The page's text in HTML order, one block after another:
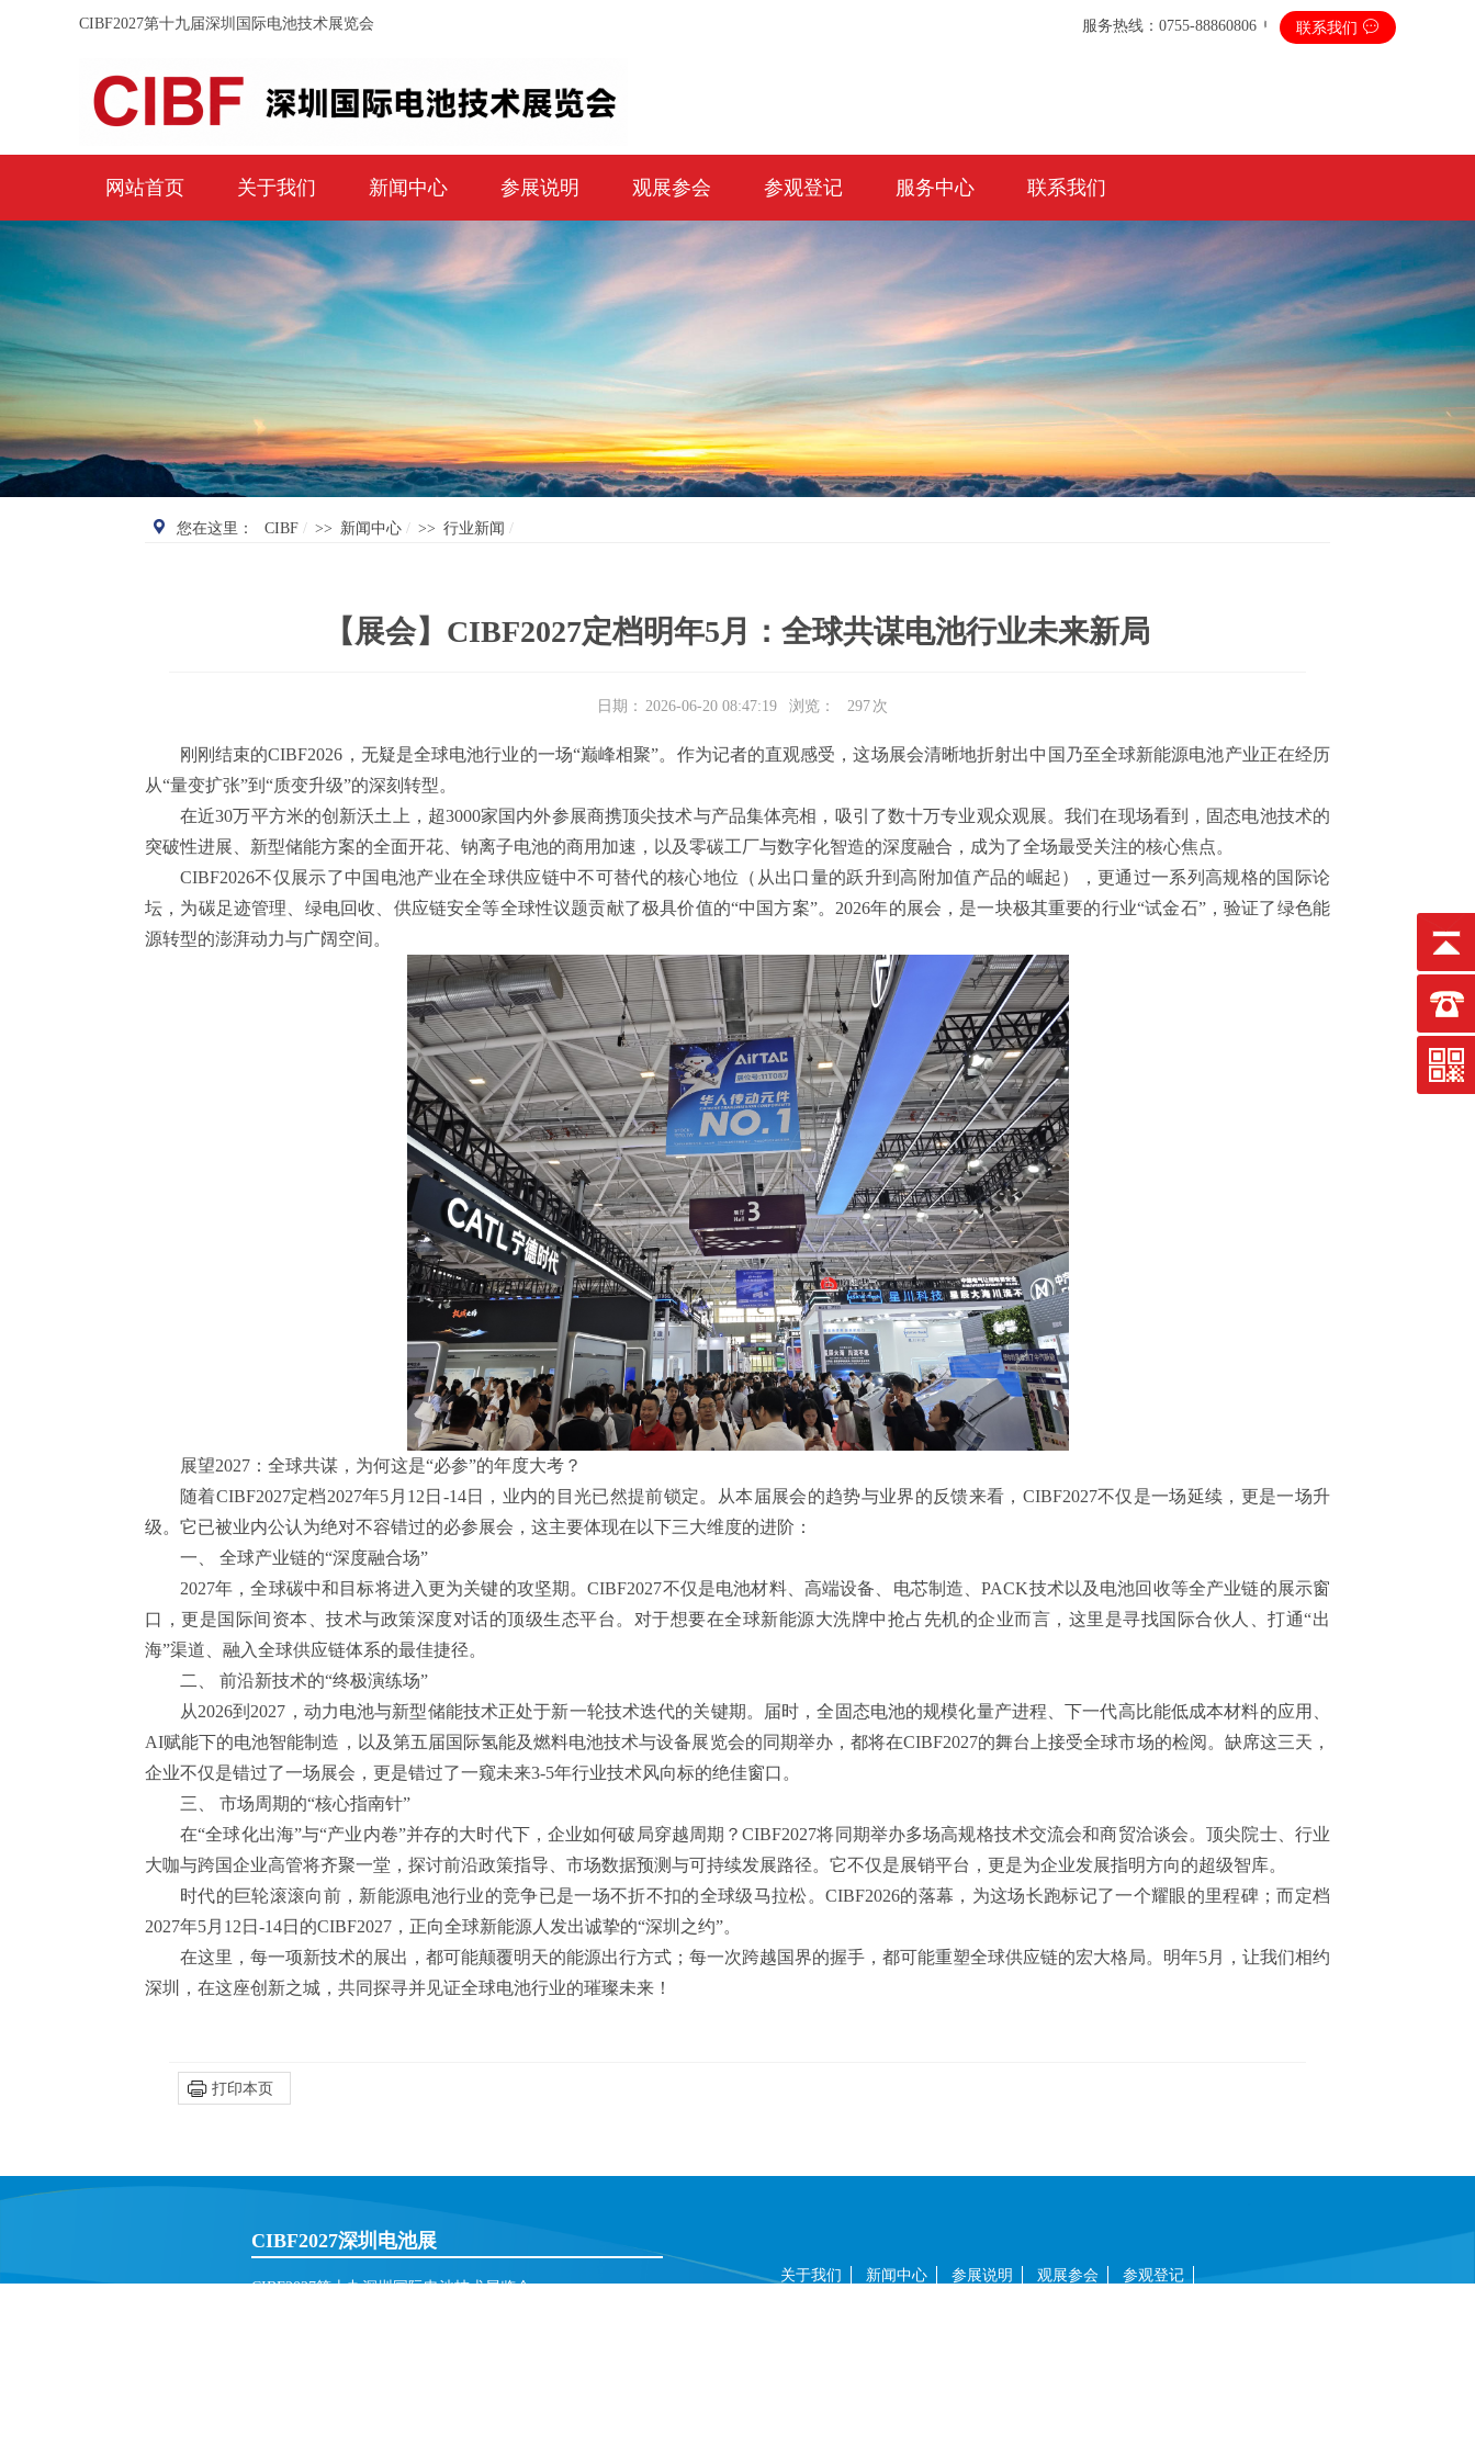
CIBF2027第十九届深圳国际电池技术展览会 服务热线：0755-88860806 联系我们
网站首页 关于我们 新闻中心 参展说明 观展参会 参观登记 服务中心 联系我们
您在这里： CIBF >> 新闻中心 >> 行业新闻
【展会】CIBF2027定档明年5月：全球共谋电池行业未来新局
日期： 2026-06-20 08:47:19 浏览： 297 次
刚刚结束的CIBF2026，无疑是全球电池行业的一场“巅峰相聚”。作为记者的直观感受，这场展会清晰地折射出中国乃至全球新能源电池产业正在经历
从“量变扩张”到“质变升级”的深刻转型。
在近30万平方米的创新沃土上，超3000家国内外参展商携顶尖技术与产品集体亮相，吸引了数十万专业观众观展。我们在现场看到，固态电池技术的
突破性进展、新型储能方案的全面开花、钠离子电池的商用加速，以及零碳工厂与数字化智造的深度融合，成为了全场最受关注的核心焦点。
CIBF2026不仅展示了中国电池产业在全球供应链中不可替代的核心地位（从出口量的跃升到高附加值产品的崛起），更通过一系列高规格的国际论
坛，为碳足迹管理、绿电回收、供应链安全等全球性议题贡献了极具价值的“中国方案”。2026年的展会，是一块极其重要的行业“试金石”，验证了绿色能
源转型的澎湃动力与广阔空间。
展望2027：全球共谋，为何这是“必参”的年度大考？
随着CIBF2027定档2027年5月12日-14日，业内的目光已然提前锁定。从本届展会的趋势与业界的反馈来看，CIBF2027不仅是一场延续，更是一场升
级。它已被业内公认为绝对不容错过的必参展会，这主要体现在以下三大维度的进阶：
一、 全球产业链的“深度融合场”
2027年，全球碳中和目标将进入更为关键的攻坚期。CIBF2027不仅是电池材料、高端设备、电芯制造、PACK技术以及电池回收等全产业链的展示窗
口，更是国际间资本、技术与政策深度对话的顶级生态平台。对于想要在全球新能源大洗牌中抢占先机的企业而言，这里是寻找国际合伙人、打通“出
海”渠道、融入全球供应链体系的最佳捷径。
二、 前沿新技术的“终极演练场”
从2026到2027，动力电池与新型储能技术正处于新一轮技术迭代的关键期。届时，全固态电池的规模化量产进程、下一代高比能低成本材料的应用、
AI赋能下的电池智能制造，以及第五届国际氢能及燃料电池技术与设备展览会的同期举办，都将在CIBF2027的舞台上接受全球市场的检阅。缺席这三天，
企业不仅是错过了一场展会，更是错过了一窥未来3-5年行业技术风向标的绝佳窗口。
三、 市场周期的“核心指南针”
在“全球化出海”与“产业内卷”并存的大时代下，企业如何破局穿越周期？CIBF2027将同期举办多场高规格技术交流会和商贸洽谈会。顶尖院士、行业
大咖与跨国企业高管将齐聚一堂，探讨前沿政策指导、市场数据预测与可持续发展路径。它不仅是展销平台，更是为企业发展指明方向的超级智库。
时代的巨轮滚滚向前，新能源电池行业的竞争已是一场不折不扣的全球级马拉松。CIBF2026的落幕，为这场长跑标记了一个耀眼的里程碑；而定档
2027年5月12日-14日的CIBF2027，正向全球新能源人发出诚挚的“深圳之约”。
在这里，每一项新技术的展出，都可能颠覆明天的能源出行方式；每一次跨越国界的握手，都可能重塑全球供应链的宏大格局。明年5月，让我们相约
深圳，在这座创新之城，共同探寻并见证全球电池行业的璀璨未来！
打印本页
CIBF2027深圳电池展
CIBF2027第十九深圳国际电池技术展览会
关于我们 新闻中心 参展说明 观展参会 参观登记